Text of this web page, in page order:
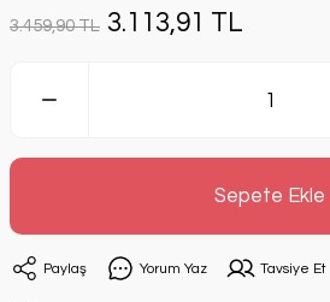
3.459,90 TL 3.113,91 TL
Sepete Ekle
Paylaş Yorum Yaz Tavsiye Et